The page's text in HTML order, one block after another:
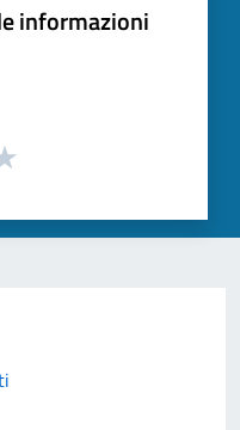
informazioni